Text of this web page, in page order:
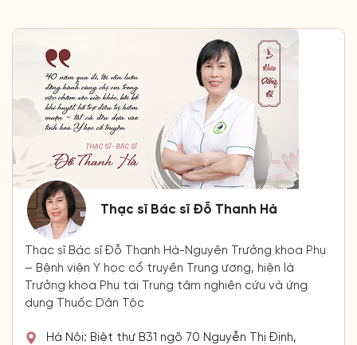
Thạc sĩ Bác sĩ Đỗ Thanh Hà
Thạc sĩ Bác sĩ Đỗ Thanh Hà-Nguyên Trưởng khoa Phụ
– Bệnh viện Y học cổ truyền Trung ương, hiện là
Trưởng khoa Phụ tại Trung tâm nghiên cứu và ứng
dụng Thuốc Dân Tộc
Hà Nội: Biệt thự B31 ngõ 70 Nguyễn Thị Định,